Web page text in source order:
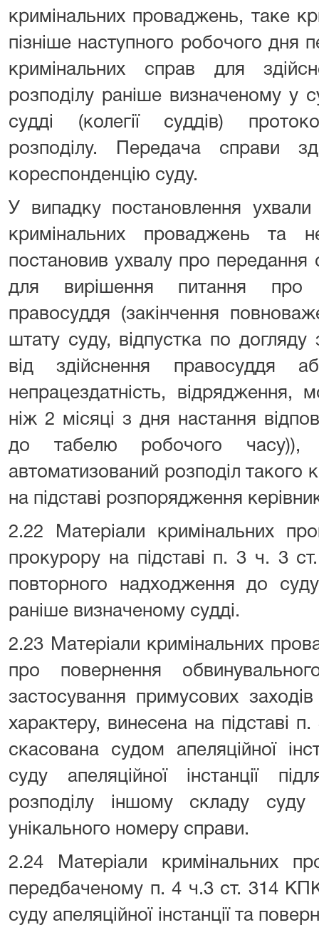
кримінальних проваджень, таке
пізніше наступного робочого дня
кримінальних справ для
розподілу раніше визначеному у
судді (колегії суддів)
розподілу. Передача справи
кореспонденцію суду.
У випадку постановлення
кримінальних проваджень та
постановив ухвалу про
для вирішення питання про
правосуддя (закінчення
штату суду, відпустка по
від здійснення правосуддя
непрацездатність, відрядження,
ніж 2 місяці з дня настання
до табелю робочого часу)),
автоматизований розподіл такого
на підставі розпорядження
2.22 Матеріали кримінальних
прокурору на підставі п. 3 ч. 3
повторного надходження до
раніше визначеному судді.
2.23 Матеріали кримінальних
про повернення
застосування примусових
характеру, винесена на підставі
скасована судом апеляційної
суду апеляційної інстанції
розподілу іншому складу
унікального номеру справи.
2.24 Матеріали кримінальних
передбаченому п. 4 ч.3 ст. 314
суду апеляційної інстанції та